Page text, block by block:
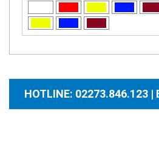
HOTLINE: 02273.846.123 |